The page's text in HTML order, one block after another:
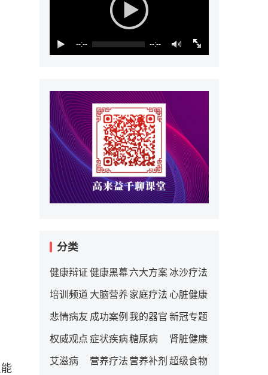
--:-- --:--
分类
健康辩证 健康黑幕 六大方案冰沙疗法
培训频道 大脑营养 家庭疗法 心脏健康
悲情病友 成功案例 我的器官 新冠专题
权威观点 症状疾病糖尿病 肾脏健康
艾滋病 营养疗法 营养补剂 超级食物